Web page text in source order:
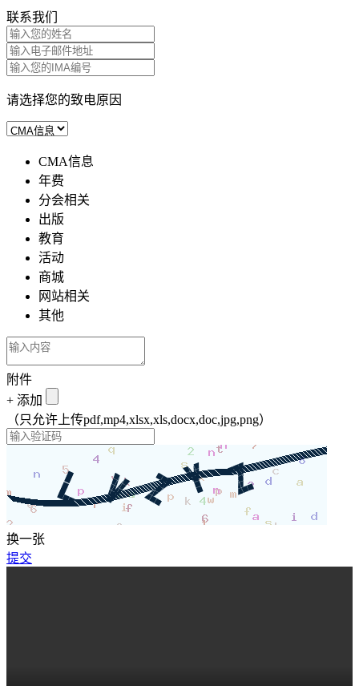
联系我们
请选择您的致电原因
CMA信息
年费
分会相关
出版
教育
活动
商城
网站相关
其他
附件
+ 添加
（只允许上传pdf,mp4,xlsx,xls,docx,doc,jpg,png）
换一张
提交